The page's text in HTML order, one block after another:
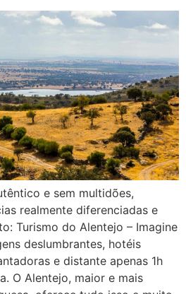
e sem multidões,
realmente diferenciadas e
Turismo do Alentejo – Imagine
deslumbrantes, hotéis
e distante apenas 1h
O Alentejo, maior e mais